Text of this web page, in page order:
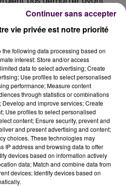
millions d’euros aussi sur les
une piste cyclable entre
travaux sont pratiquement
nous ambitionnons d’en
un par an. Cela nous
installer des panneaux
afin de rendre les
au niveau de leur
Pour cette année, le
encore arrêté. Des
sont en cours. Sinon, nous
des collèges de
Saint-Amand-Longpré et
vie privée est notre priorité
the following data processing based on
interest: Store and/or access
data to select advertising; Create
Use profiles to select personalised
performance; Measure content
through statistics or combinations
Develop and improve services; Create
Use profiles to select personalised
content; Ensure security, prevent and
and present advertising and content;
choices. These technologies may
IP address and browsing data to offer
devices based on information actively
data; Match and combine data from
devices; Identify devices based on
Continuer sans accepter